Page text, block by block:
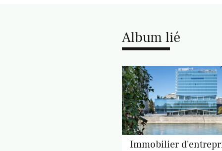
Album lié
Immobilier